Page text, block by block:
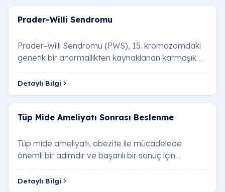
Prader-Willi Sendromu
Prader-Willi Sendromu (PWS), 15. kromozomdaki
genetik bir anormallikten kaynaklanan karmaşık
bir genetik bozukluktur. Bu durum, yaşam boyu s…
Detaylı Bilgi
Tüp Mide Ameliyatı Sonrası Beslenme
Tüp mide ameliyatı, obezite ile mücadelede
önemli bir adımdır ve başarılı bir sonuç için
ameliyat sonrası beslenme düzeni hayati önem
taşır.…
Detaylı Bilgi